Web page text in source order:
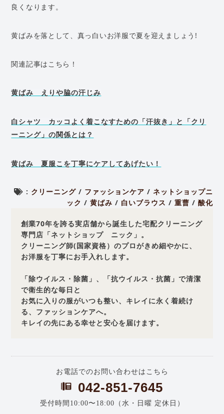
良くなります。
黄ばみを落として、真っ白いお洋服で夏を迎えましょう!
関連記事はこちら！
黄ばみ えりや脇の汗じみ
白シャツ カッコよく着こなすための「汗抜き」と「クリ
ーニング」の関係とは？
黄ばみ 夏服こを丁寧にケアしてあげたい！
: クリーニング/ ファッションケア / ネットショップニ
ック / 黄ばみ / 白いブラウス / 重曹 / 酸化
創業70年を誇る実店舗から誕生した宅配クリーニング
専門店「ネットショップ ニック」。
クリーニング師(国家資格）のプロがきめ細やかに、
お洋服を丁寧にお手入れします。
「除ウイルス・除菌」、「抗ウイルス・抗菌」で清潔
で衛生的な毎日と
お気に入りの服がいつも整い、キレイに永く着続け
る、ファッションケアへ。
キレイの先にある幸せと安心を届けます。
お電話でのお問い合わせはこちら
042-851-7645
受付時間10:00〜18:00（水・日曜 定休日）